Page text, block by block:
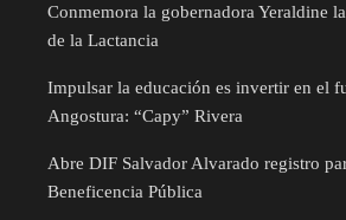
Conmemora la gobernadora Yeraldine
de la Lactancia
Impulsar la educación es invertir en el
Angostura: “Capy” Rivera
Abre DIF Salvador Alvarado registro
Beneficencia Pública